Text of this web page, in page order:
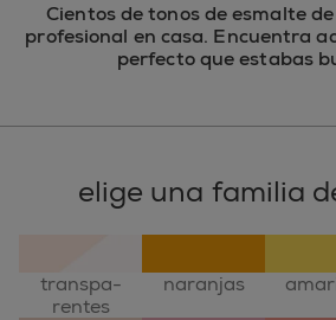
Cientos de tonos de esmalte
profesional en casa. Encuentra
perfecto que estabas
elige una familia
transpa-
rentes
naranjas